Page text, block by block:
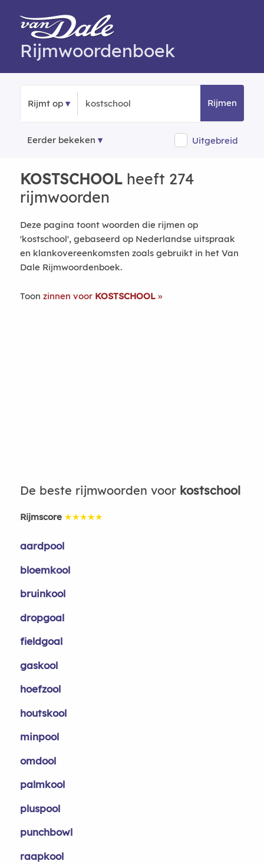
Rijmwoordenboek
Rijmt op Rijmen
Eerder bekeken Uitgebreid
KOSTSCHOOLheeft 274
rijmwoorden
Deze pagina toont woorden die rijmen op
'kostschool', gebaseerd op Nederlandse uitspraak
en klankovereenkomsten zoals gebruikt in het Van
Dale Rijmwoordenboek.
Toon zinnen voor KOSTSCHOOL
De beste rijmwoorden voor kostschool
Rijmscore ★★★★★
aardpool
bloemkool
bruinkool
dropgoal
fieldgoal
gaskool
hoefzool
houtskool
minpool
omdool
palmkool
pluspool
punchbowl
raapkool